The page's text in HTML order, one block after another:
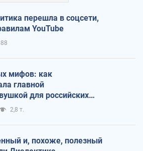
перешла в соцсети,
YouTube
мифов: как
главной
для российских
2,8 т.
и, похоже, полезный